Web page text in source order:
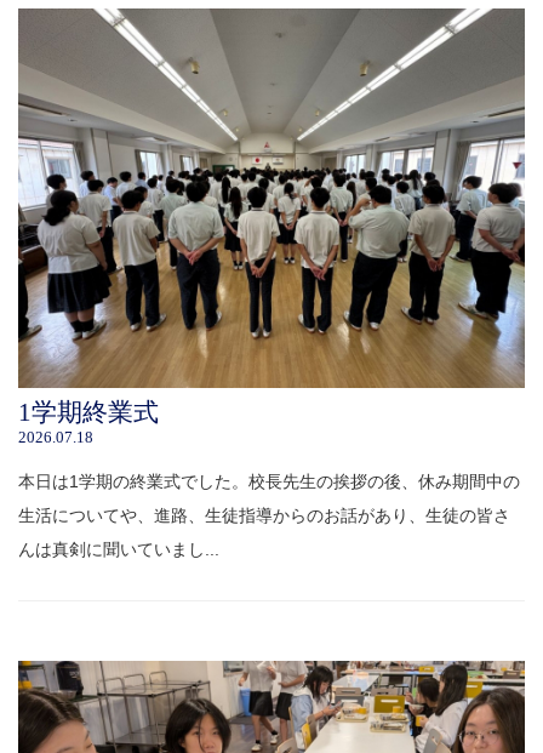
1学期終業式
2026.07.18
本日は1学期の終業式でした。校長先生の挨拶の後、休み期間中の
生活についてや、進路、生徒指導からのお話があり、生徒の皆さ
んは真剣に聞いていまし...